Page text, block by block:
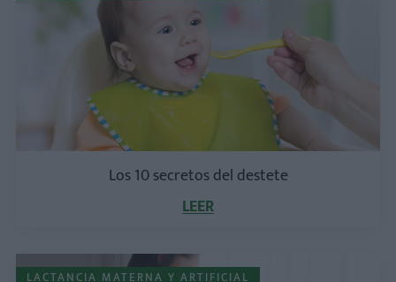
Los 10 secretos del destete
LEER
LACTANCIA MATERNA Y ARTIFICIAL